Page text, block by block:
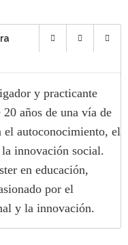
y practicante
20 años de una vía de
el autoconocimiento, el
innovación social.
en educación,
por el
y la innovación.